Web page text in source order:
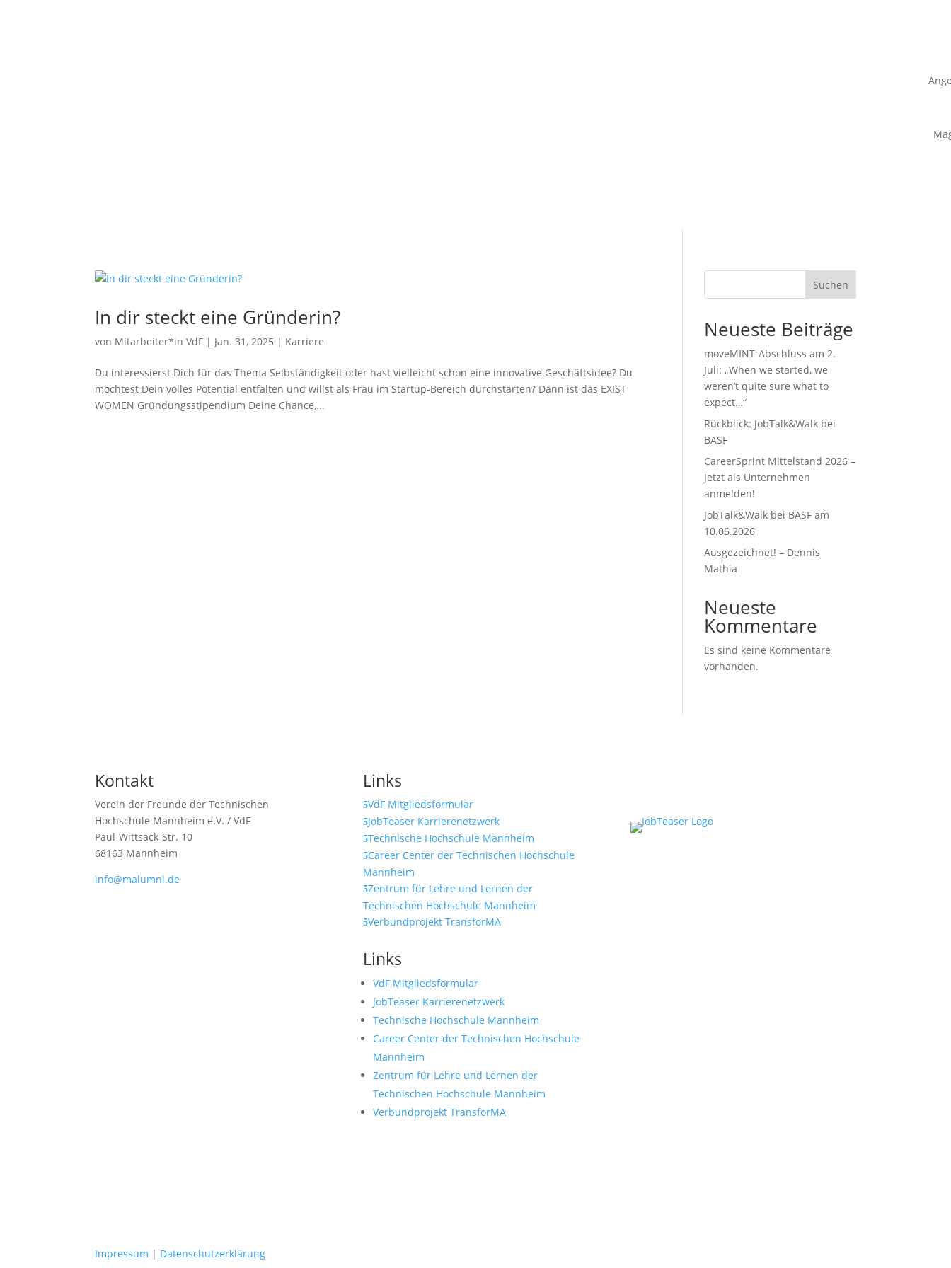
In dir steckt eine Gründerin?
von Mitarbeiter*in VdF | Jan. 31, 2025 | Karriere
Du interessierst Dich für das Thema Selbständigkeit oder hast vielleicht schon eine innovative Geschäftsidee? Du
möchtest Dein volles Potential entfalten und willst als Frau im Startup-Bereich durchstarten? Dann ist das EXIST
WOMEN Gründungsstipendium Deine Chance,...
Suchen
Neueste Beiträge
moveMINT-Abschluss am 2.
Juli: „When we started, we
weren’t quite sure what to
expect…“
Rückblick: JobTalk&Walk bei
BASF
CareerSprint Mittelstand 2026 –
Jetzt als Unternehmen
anmelden!
JobTalk&Walk bei BASF am
10.06.2026
Ausgezeichnet! – Dennis
Mathia
Neueste
Kommentare
Es sind keine Kommentare
vorhanden.
Kontakt
Verein der Freunde der Technischen
Hochschule Mannheim e.V. / VdF
Paul-Wittsack-Str. 10
68163 Mannheim
info@malumni.de
Links
VdF Mitgliedsformular
JobTeaser Karrierenetzwerk
Technische Hochschule Mannheim
Career Center der Technischen Hochschule
Mannheim
Zentrum für Lehre und Lernen der
Technischen Hochschule Mannheim
Verbundprojekt TransforMA
Links
VdF Mitgliedsformular
JobTeaser Karrierenetzwerk
Technische Hochschule Mannheim
Career Center der Technischen Hochschule
Mannheim
Zentrum für Lehre und Lernen der
Technischen Hochschule Mannheim
Verbundprojekt TransforMA
Impressum | Datenschutzerklärung